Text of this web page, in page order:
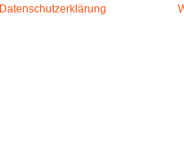
Datenschutzerklärung